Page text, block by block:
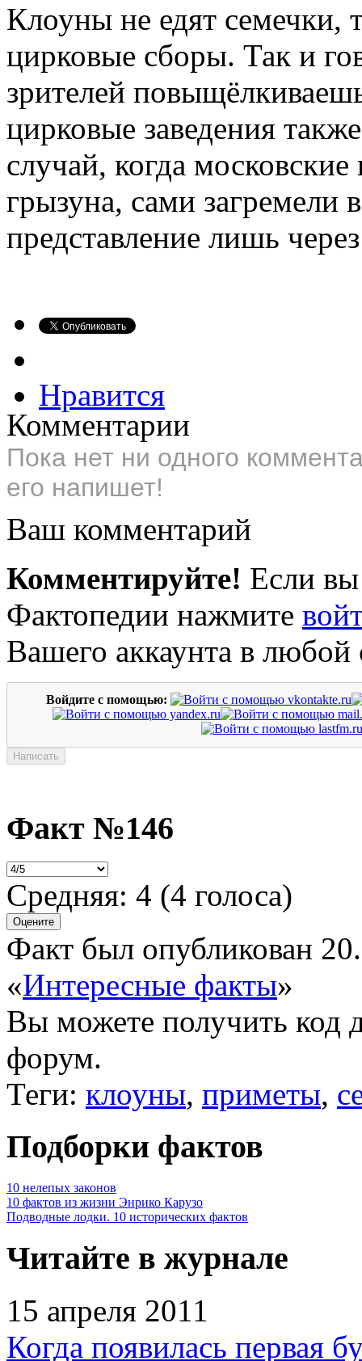
Клоуны не едят семечки,
цирковые сборы. Так и
зрителей
цирковые заведения
случай, когда
грызуна, сами
представление лишь
Нравится
Комментарии
Пока нет ни одного
его напишет!
Ваш комментарий
Комментируйте! Если вы
Фактопедии нажмите
Вашего аккаунта в любой
Войдите с помощью:
Факт №146
Средняя: 4 (4 голоса)
Факт был опубликован
«Интересные факты»
Вы можете получить код
форум.
Теги: клоуны, приметы,
Подборки фактов
10 нелепых законов
10 фактов из жизни Энрико Карузо
Подводные лодки. 10 исторических фактов
Читайте в журнале
15 апреля 2011
Когда появилась первая